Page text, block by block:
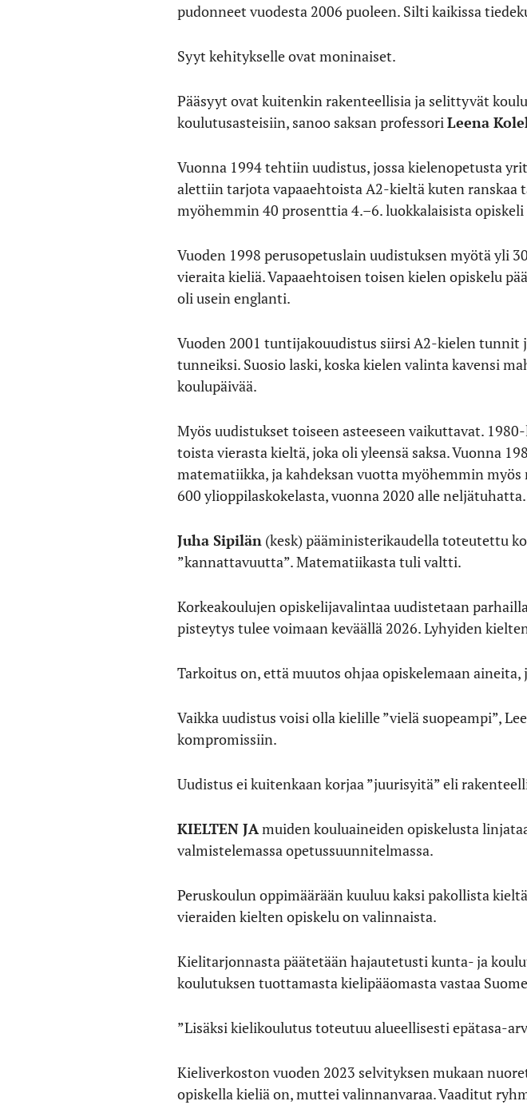
pudonneet vuodesta 2006 puoleen. Silti kaikissa
Syyt kehitykselle ovat moninaiset.
Pääsyyt ovat kuitenkin rakenteellisia ja selittyvät
koulutusasteisiin, sanoo saksan professoriLeena
Vuonna 1994 tehtiin uudistus, jossa kielenopetusta
alettiin tarjota vapaaehtoista A2-kieltä kuten ranskaa
myöhemmin 40 prosenttia 4.–6. luokkalaisista
Vuoden 1998 perusopetuslain uudistuksen myötä yli
vieraita kieliä. Vapaaehtoisen toisen kielen opiskelu
oli usein englanti.
Vuoden 2001 tuntijakouudistus siirsi A2-kielen
tunneiksi. Suosio laski, koska kielen valinta kavensi
koulupäivää.
Myös uudistukset toiseen asteeseen vaikuttavat.
toista vierasta kieltä, joka oli yleensä saksa. Vuonna
matematiikka, ja kahdeksan vuotta myöhemmin
600 ylioppilaskokelasta, vuonna 2020 alle neljätuhatta.
Juha Sipilän (kesk) pääministerikaudella toteutettu
”kannattavuutta”. Matematiikasta tuli valtti.
Korkeakoulujen opiskelijavalintaa uudistetaan
pisteytys tulee voimaan keväällä 2026. Lyhyiden
Tarkoitus on, että muutos ohjaa opiskelemaan
Vaikka uudistus voisi olla kielille ”vielä suopeampi”,
kompromissiin.
Uudistus ei kuitenkaan korjaa ”juurisyitä” eli
KIELTEN JAmuiden kouluaineiden opiskelusta
valmistelemassa opetussuunnitelmassa.
Peruskoulun oppimäärään kuuluu kaksi pakollista
vieraiden kielten opiskelu on valinnaista.
Kielitarjonnasta päätetään hajautetusti kunta- ja
koulutuksen tuottamasta kielipääomasta vastaa
”Lisäksi kielikoulutus toteutuu alueellisesti epätasa-
Kieliverkoston vuoden 2023 selvityksen mukaan
opiskella kieliä on, muttei valinnanvaraa. Vaaditut